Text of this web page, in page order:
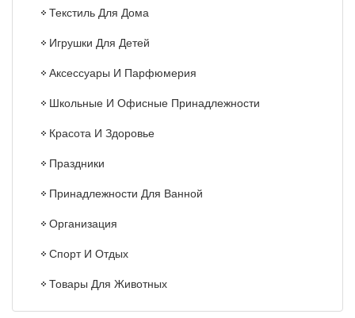
Текстиль Для Дома
Игрушки Для Детей
Аксессуары И Парфюмерия
Школьные И Офисные Принадлежности
Красота И Здоровье
Праздники
Принадлежности Для Ванной
Организация
Спорт И Отдых
Товары Для Животных